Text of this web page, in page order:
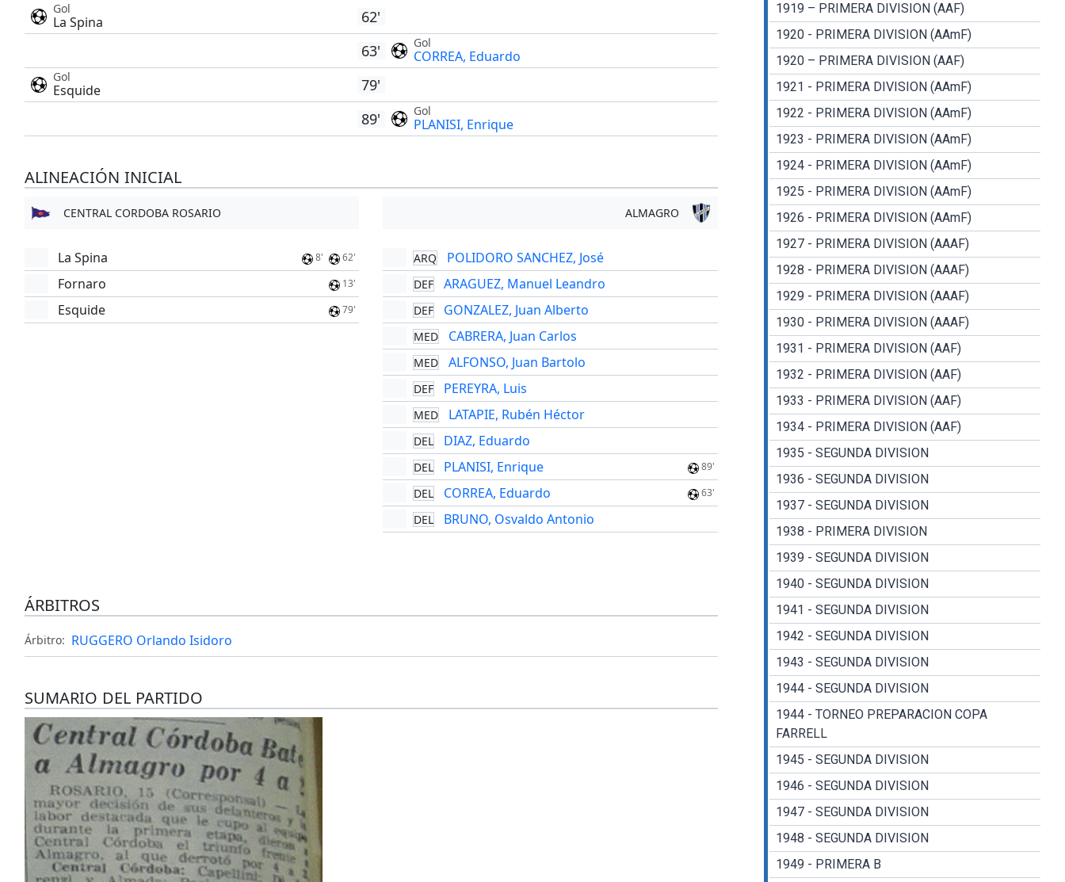
Gol
La Spina
62'
63'
Gol
CORREA, Eduardo
Gol
Esquide
79'
89'
Gol
PLANISI, Enrique
ALINEACIÓN INICIAL
CENTRAL CORDOBA ROSARIO
La Spina 8' 62'
Fornaro 13'
Esquide 79'
ALMAGRO
ARQ POLIDORO SANCHEZ, José
DEF ARAGUEZ, Manuel Leandro
DEF GONZALEZ, Juan Alberto
MED CABRERA, Juan Carlos
MED ALFONSO, Juan Bartolo
DEF PEREYRA, Luis
MED LATAPIE, Rubén Héctor
DEL DIAZ, Eduardo
DEL PLANISI, Enrique 89'
DEL CORREA, Eduardo 63'
DEL BRUNO, Osvaldo Antonio
ÁRBITROS
Árbitro: RUGGERO Orlando Isidoro
SUMARIO DEL PARTIDO
1919 – PRIMERA DIVISION (AAF)
1920 - PRIMERA DIVISION (AAmF)
1920 – PRIMERA DIVISION (AAF)
1921 - PRIMERA DIVISION (AAmF)
1922 - PRIMERA DIVISION (AAmF)
1923 - PRIMERA DIVISION (AAmF)
1924 - PRIMERA DIVISION (AAmF)
1925 - PRIMERA DIVISION (AAmF)
1926 - PRIMERA DIVISION (AAmF)
1927 - PRIMERA DIVISION (AAAF)
1928 - PRIMERA DIVISION (AAAF)
1929 - PRIMERA DIVISION (AAAF)
1930 - PRIMERA DIVISION (AAAF)
1931 - PRIMERA DIVISION (AAF)
1932 - PRIMERA DIVISION (AAF)
1933 - PRIMERA DIVISION (AAF)
1934 - PRIMERA DIVISION (AAF)
1935 - SEGUNDA DIVISION
1936 - SEGUNDA DIVISION
1937 - SEGUNDA DIVISION
1938 - PRIMERA DIVISION
1939 - SEGUNDA DIVISION
1940 - SEGUNDA DIVISION
1941 - SEGUNDA DIVISION
1942 - SEGUNDA DIVISION
1943 - SEGUNDA DIVISION
1944 - SEGUNDA DIVISION
1944 - TORNEO PREPARACION COPA
FARRELL
1945 - SEGUNDA DIVISION
1946 - SEGUNDA DIVISION
1947 - SEGUNDA DIVISION
1948 - SEGUNDA DIVISION
1949 - PRIMERA B